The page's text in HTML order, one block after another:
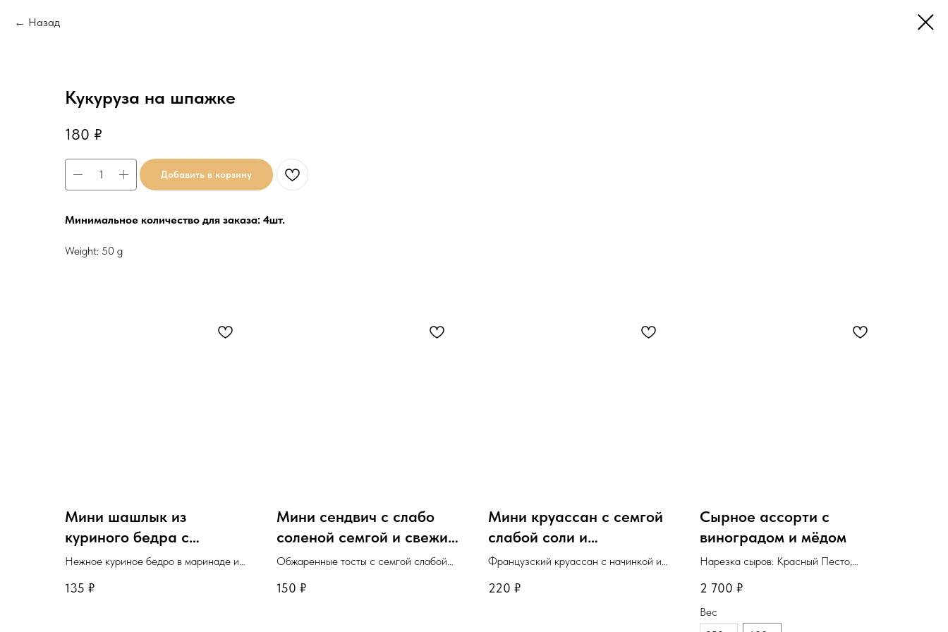
Назад
Кукуруза на шпажке
180 ₽
Добавить в корзину
Минимальное количество для заказа: 4шт.
Weight: 50 g
Мини шашлык из
куриного бедра с
зернистой горчицей
Нежное куриное бедро в маринаде из
135 ₽
Мини сендвич с слабо
соленой семгой и свежим
огурцом
Обжаренные тосты с семгой слабой
150 ₽
Мини круассан с семгой
слабой соли и
творожным сыром
Французский круассан с начинкой из
220 ₽
Сырное ассорти с
виноградом и мёдом
Нарезка сыров: Красный Песто,
Минимальное количество для
заказа: 1шт.
2 700 ₽
Вес